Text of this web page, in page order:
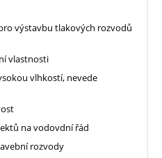
výstavbu tlakových rozvodů
vlastnosti
vlhkostí, nevede
na vodovdní řád
rozvody